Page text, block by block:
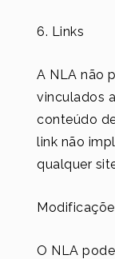
6. Links
A NLA não
vinculados
conteúdo
link não
qualquer
O NLA